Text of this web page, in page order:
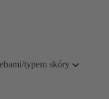
typem skóry